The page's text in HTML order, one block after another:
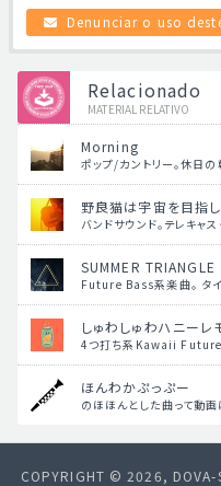
Denunciar o uso
Relacionado
MATERIAL RELATIVO
Morning
ポップ/カントリー。休日
野良猫は宇宙を目指
バンドサウンド。テレキャ
SUMMER TRIANGLE
Future Bass系楽曲。 タ
しゅわしゅわハニー
4つ打ち系Kawaii
ほんわかぷっぷー
のほほんとした曲って動
COPYRIGHT © 2026, DOVA-